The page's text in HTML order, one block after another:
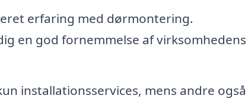
erfaring med dørmontering.
en god fornemmelse af virksomhedens
installationsservices, mens andre også